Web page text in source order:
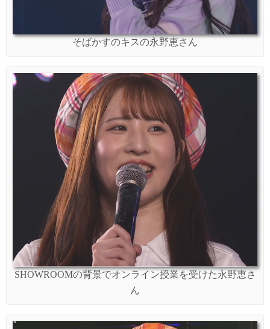
そばかすのキスの永野恵さん
SHOWROOMの背景でオンライン授業を受けた永野恵さ
ん